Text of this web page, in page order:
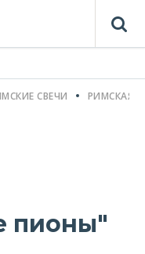
СВЕЧИ РИМСКАЯ
пионы"